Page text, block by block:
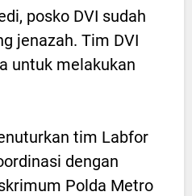
posko DVI sudah
jenazah. Tim DVI
untuk melakukan
tim Labfor
dengan
Polda Metro